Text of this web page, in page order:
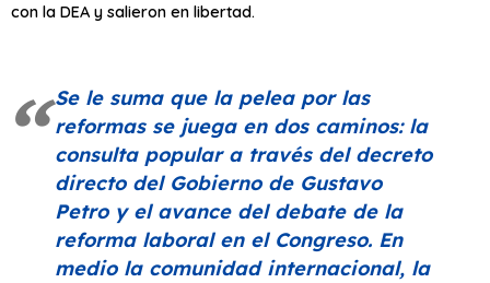
con la DEA y salieron en libertad.
Se le suma que la pelea por las
reformas se juega en dos caminos: la
consulta popular a través del decreto
directo del Gobierno de Gustavo
Petro y el avance del debate de la
reforma laboral en el Congreso. En
medio la comunidad internacional, la